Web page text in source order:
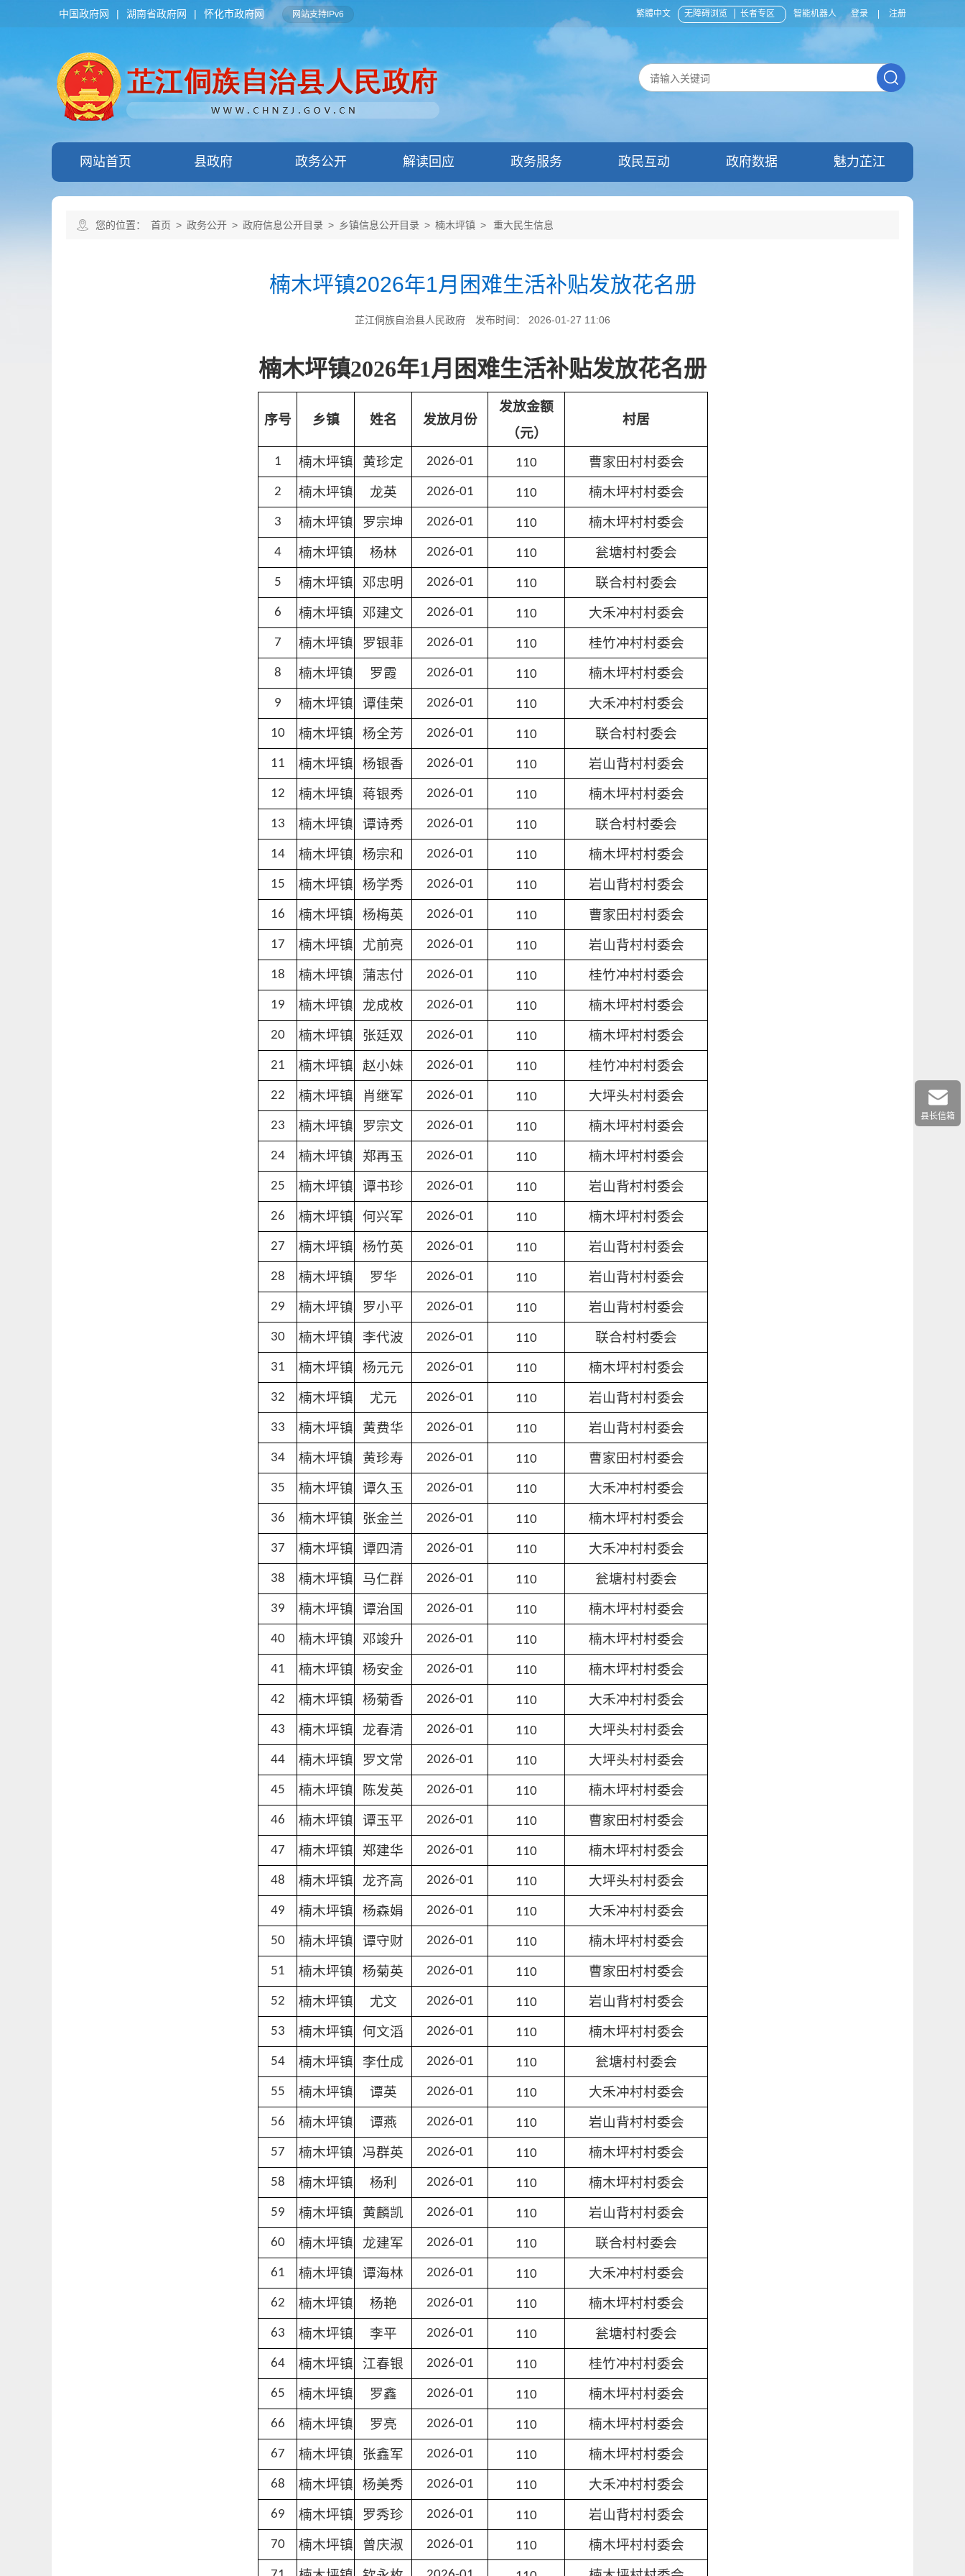
繁體中文 无障碍浏览 长者专区 智能机器人 登录 注册
中国政府网 | 湖南省政府网 | 怀化市政府网 网站支持IPv6
网站首页 县政府 政务公开 解读回应 政务服务 政民互动 政府数据 魅力芷江
您的位置： 首页 > 政务公开 > 政府信息公开目录 > 乡镇信息公开目录 > 楠木坪镇 > 重大民生信息
楠木坪镇2026年1月困难生活补贴发放花名册
芷江侗族自治县人民政府 发布时间： 2026-01-27 11:06
楠木坪镇2026年1月困难生活补贴发放花名册
序号 乡镇 姓名 发放月份
发放金额
（元）
村居
1 楠木坪镇 黄珍定 2026-01 110 曹家田村村委会
2 楠木坪镇 龙英 2026-01 110 楠木坪村村委会
3 楠木坪镇 罗宗坤 2026-01 110 楠木坪村村委会
4 楠木坪镇 杨林 2026-01 110 瓮塘村村委会
5 楠木坪镇 邓忠明 2026-01 110 联合村村委会
6 楠木坪镇 邓建文 2026-01 110 大禾冲村村委会
7 楠木坪镇 罗银菲 2026-01 110 桂竹冲村村委会
8 楠木坪镇 罗霞 2026-01 110 楠木坪村村委会
9 楠木坪镇 谭佳荣 2026-01 110 大禾冲村村委会
10 楠木坪镇 杨全芳 2026-01 110 联合村村委会
11 楠木坪镇 杨银香 2026-01 110 岩山背村村委会
12 楠木坪镇 蒋银秀 2026-01 110 楠木坪村村委会
13 楠木坪镇 谭诗秀 2026-01 110 联合村村委会
14 楠木坪镇 杨宗和 2026-01 110 楠木坪村村委会
15 楠木坪镇 杨学秀 2026-01 110 岩山背村村委会
16 楠木坪镇 杨梅英 2026-01 110 曹家田村村委会
17 楠木坪镇 尤前亮 2026-01 110 岩山背村村委会
18 楠木坪镇 蒲志付 2026-01 110 桂竹冲村村委会
19 楠木坪镇 龙成枚 2026-01 110 楠木坪村村委会
20 楠木坪镇 张廷双 2026-01 110 楠木坪村村委会
21 楠木坪镇 赵小妹 2026-01 110 桂竹冲村村委会
22 楠木坪镇 肖继军 2026-01 110 大坪头村村委会
23 楠木坪镇 罗宗文 2026-01 110 楠木坪村村委会
24 楠木坪镇 郑再玉 2026-01 110 楠木坪村村委会
25 楠木坪镇 谭书珍 2026-01 110 岩山背村村委会
26 楠木坪镇 何兴军 2026-01 110 楠木坪村村委会
27 楠木坪镇 杨竹英 2026-01 110 岩山背村村委会
28 楠木坪镇 罗华 2026-01 110 岩山背村村委会
29 楠木坪镇 罗小平 2026-01 110 岩山背村村委会
30 楠木坪镇 李代波 2026-01 110 联合村村委会
31 楠木坪镇 杨元元 2026-01 110 楠木坪村村委会
32 楠木坪镇 尤元 2026-01 110 岩山背村村委会
33 楠木坪镇 黄费华 2026-01 110 岩山背村村委会
34 楠木坪镇 黄珍寿 2026-01 110 曹家田村村委会
35 楠木坪镇 谭久玉 2026-01 110 大禾冲村村委会
36 楠木坪镇 张金兰 2026-01 110 楠木坪村村委会
37 楠木坪镇 谭四清 2026-01 110 大禾冲村村委会
38 楠木坪镇 马仁群 2026-01 110 瓮塘村村委会
39 楠木坪镇 谭治国 2026-01 110 楠木坪村村委会
40 楠木坪镇 邓竣升 2026-01 110 楠木坪村村委会
41 楠木坪镇 杨安金 2026-01 110 楠木坪村村委会
42 楠木坪镇 杨菊香 2026-01 110 大禾冲村村委会
43 楠木坪镇 龙春清 2026-01 110 大坪头村村委会
44 楠木坪镇 罗文常 2026-01 110 大坪头村村委会
45 楠木坪镇 陈发英 2026-01 110 楠木坪村村委会
46 楠木坪镇 谭玉平 2026-01 110 曹家田村村委会
47 楠木坪镇 郑建华 2026-01 110 楠木坪村村委会
48 楠木坪镇 龙齐高 2026-01 110 大坪头村村委会
49 楠木坪镇 杨森娟 2026-01 110 大禾冲村村委会
50 楠木坪镇 谭守财 2026-01 110 楠木坪村村委会
51 楠木坪镇 杨菊英 2026-01 110 曹家田村村委会
52 楠木坪镇 尤文 2026-01 110 岩山背村村委会
53 楠木坪镇 何文滔 2026-01 110 楠木坪村村委会
54 楠木坪镇 李仕成 2026-01 110 瓮塘村村委会
55 楠木坪镇 谭英 2026-01 110 大禾冲村村委会
56 楠木坪镇 谭燕 2026-01 110 岩山背村村委会
57 楠木坪镇 冯群英 2026-01 110 楠木坪村村委会
58 楠木坪镇 杨利 2026-01 110 楠木坪村村委会
59 楠木坪镇 黄麟凯 2026-01 110 岩山背村村委会
60 楠木坪镇 龙建军 2026-01 110 联合村村委会
61 楠木坪镇 谭海林 2026-01 110 大禾冲村村委会
62 楠木坪镇 杨艳 2026-01 110 楠木坪村村委会
63 楠木坪镇 李平 2026-01 110 瓮塘村村委会
64 楠木坪镇 江春银 2026-01 110 桂竹冲村村委会
65 楠木坪镇 罗鑫 2026-01 110 楠木坪村村委会
66 楠木坪镇 罗亮 2026-01 110 楠木坪村村委会
67 楠木坪镇 张鑫军 2026-01 110 楠木坪村村委会
68 楠木坪镇 杨美秀 2026-01 110 大禾冲村村委会
69 楠木坪镇 罗秀珍 2026-01 110 岩山背村村委会
70 楠木坪镇 曾庆淑 2026-01 110 楠木坪村村委会
县长信箱